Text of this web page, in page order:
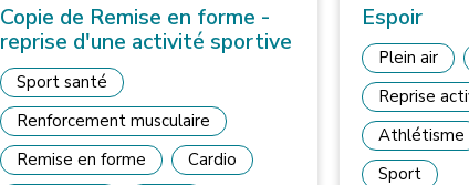
Copie de Remise en forme -
reprise d'une activité sportive
Sport santé
Renforcement musculaire
Remise en forme
Cardio
Espoir
Plein air
Reprise
Athlétisme
Sport